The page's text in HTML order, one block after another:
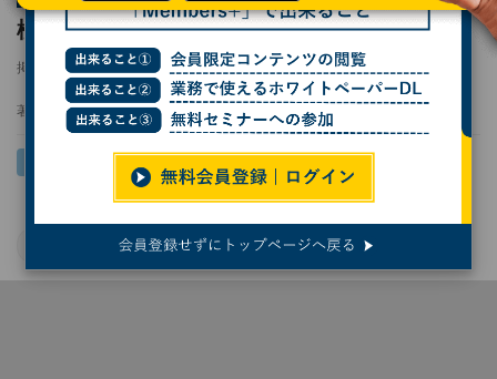
検索フィールドの追加
掲載日 2024/04/09 09:00
著者： 菅谷信介
オープンソース サーバ